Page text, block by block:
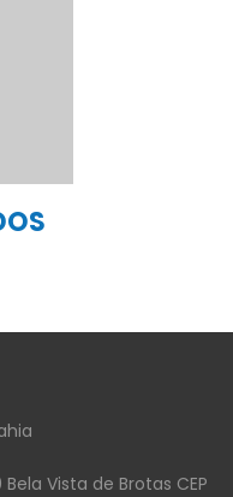
Vista de Brotas CEP